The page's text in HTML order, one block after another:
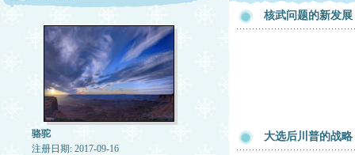
骆驼
注册日期: 2017-09-16
核武问题的新发
大选后川普的战略